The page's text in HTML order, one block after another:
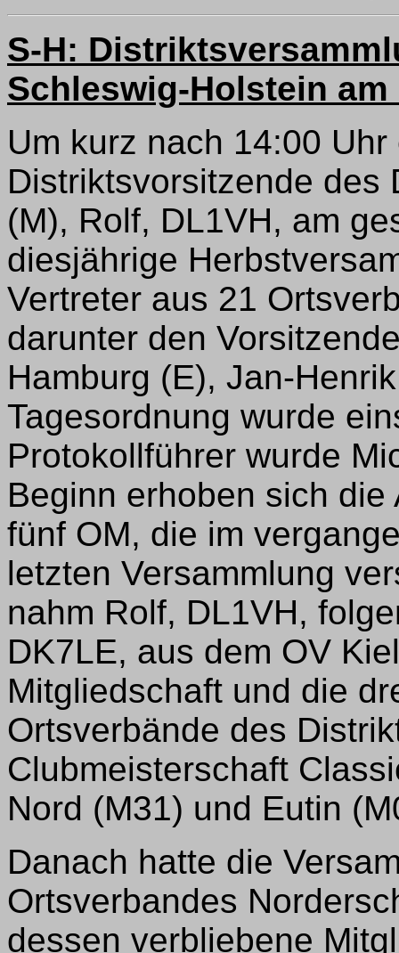
S-H:
Schleswig-Holstein am
Um kurz nach 14:00
Distriktsvorsitzende des
(M), Rolf, DL1VH, am
diesjährige
Vertreter aus 21
darunter den
Hamburg (E), Jan-
Tagesordnung wurde
Protokollführer wurde
Beginn erhoben sich
fünf OM, die im
letzten Versammlung
nahm Rolf, DL1VH,
DK7LE, aus dem OV
Mitgliedschaft und die
Ortsverbände des
Clubmeisterschaft
Nord (M31) und Eutin
Danach hatte die
Ortsverbandes
dessen verbliebene